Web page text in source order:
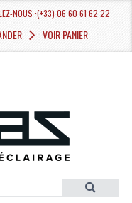
NOUS :(+33) 06 60 61 62 22
VOIR PANIER